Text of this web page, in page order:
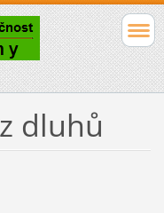
dluhů